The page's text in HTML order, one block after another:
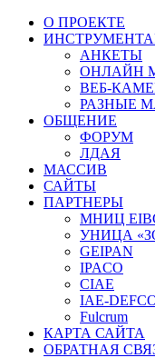
О ПРОЕКТЕ
АНКЕТЫ
ОНЛАЙН
ВЕБ-
РАЗНЫЕ
ОБЩЕНИЕ
ФОРУМ
ЛДАЯ
МАССИВ
САЙТЫ
ПАРТНЕРЫ
МНИЦ
УНИЦА
GEIPAN
IPACO
CIAE
IAE-
Fulcrum
КАРТА САЙТА
ОБРАТНАЯ